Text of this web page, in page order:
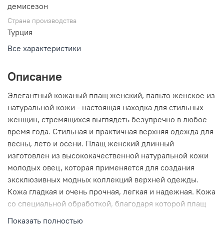
демисезон
Страна производства
Турция
Все характеристики
Описание
Элегантный кожаный плащ женский, пальто женское из
натуральной кожи - настоящая находка для стильных
женщин, стремящихся выглядеть безупречно в любое
время года. Стильная и практичная верхняя одежда для
весны, лето и осени. Плащ женский длинный
изготовлен из высококачественной натуральной кожи
молодых овец, которая применяется для создания
эксклюзивных модных коллекций верхней одежды.
Кожа гладкая и очень прочная, легкая и надежная. Кожа
со специальной обработкой, благодаря которой плащ
Показать полностью